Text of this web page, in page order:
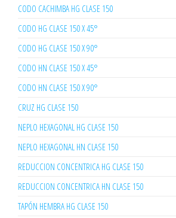
CODO CACHIMBA HG CLASE 150
CODO HG CLASE 150 X 45°
CODO HG CLASE 150 X 90°
CODO HN CLASE 150 X 45°
CODO HN CLASE 150 X 90°
CRUZ HG CLASE 150
NEPLO HEXAGONAL HG CLASE 150
NEPLO HEXAGONAL HN CLASE 150
REDUCCION CONCENTRICA HG CLASE 150
REDUCCION CONCENTRICA HN CLASE 150
TAPÓN HEMBRA HG CLASE 150